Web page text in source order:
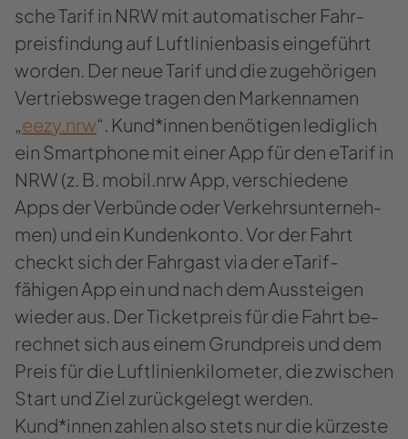
sche Tarif in NRW mit au­to­ma­ti­scher Fahr­
preis­fin­dung auf Luft­li­ni­en­ba­sis ein­ge­führt
wor­den. Der neue Tarif und die zu­ge­hö­ri­gen
Ver­triebs­we­ge tra­gen den Mar­ken­na­men
eezy.nrw“. Kund*innen be­nö­ti­gen le­dig­lich
ein Smart­pho­ne mit einer App für den eTa­rif in
NRW (z. B. mobil.nrw App, ver­schie­de­ne
Apps der Ver­bün­de oder Ver­kehrs­un­ter­neh­
men) und ein Kun­den­kon­to. Vor der Fahrt
checkt sich der Fahr­gast via der eTarif-​​
fähigen App ein und nach dem Aus­stei­gen
wie­der aus. Der Ti­cket­preis für die Fahrt be­
rech­net sich aus einem Grund­preis und dem
Preis für die Luft­li­ni­en­ki­lo­me­ter, die zwi­schen
Start und Ziel zu­rück­ge­legt wer­den.
Kund*innen zah­len also stets nur die kür­zes­te